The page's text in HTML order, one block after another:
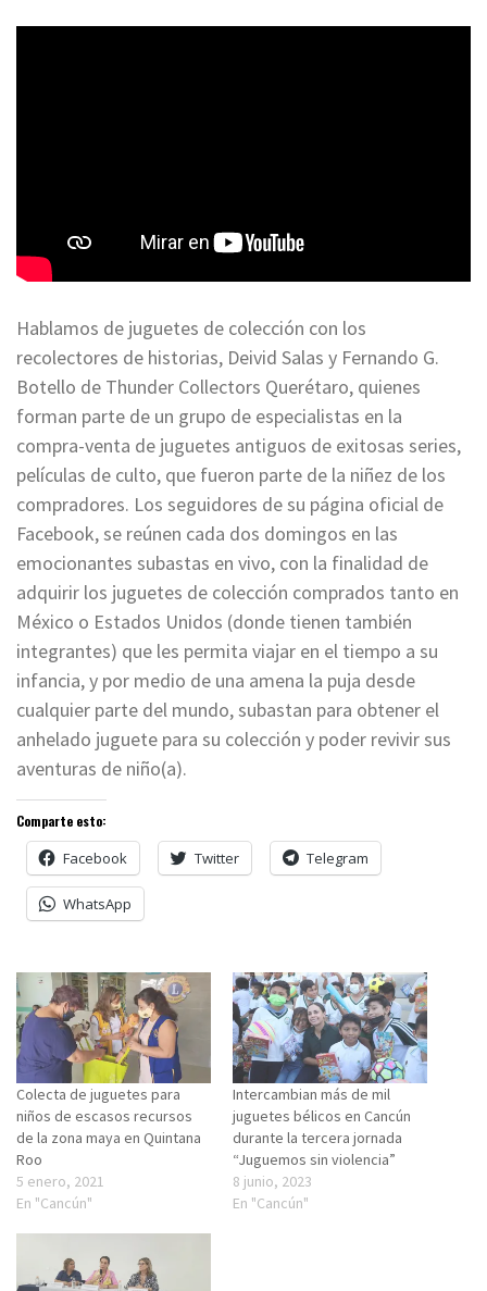
Hablamos de juguetes de colección con los
recolectores de historias, Deivid Salas y Fernando G.
Botello de Thunder Collectors Querétaro, quienes
forman parte de un grupo de especialistas en la
compra-venta de juguetes antiguos de exitosas series,
películas de culto, que fueron parte de la niñez de los
compradores. Los seguidores de su página oficial de
Facebook, se reúnen cada dos domingos en las
emocionantes subastas en vivo, con la finalidad de
adquirir los juguetes de colección comprados tanto en
México o Estados Unidos (donde tienen también
integrantes) que les permita viajar en el tiempo a su
infancia, y por medio de una amena la puja desde
cualquier parte del mundo, subastan para obtener el
anhelado juguete para su colección y poder revivir sus
aventuras de niño(a).
Comparte esto:
Facebook Twitter Telegram
WhatsApp
Colecta de juguetes para
niños de escasos recursos
de la zona maya en Quintana
Roo
5 enero, 2021
En "Cancún"
Intercambian más de mil
juguetes bélicos en Cancún
durante la tercera jornada
“Juguemos sin violencia”
8 junio, 2023
En "Cancún"